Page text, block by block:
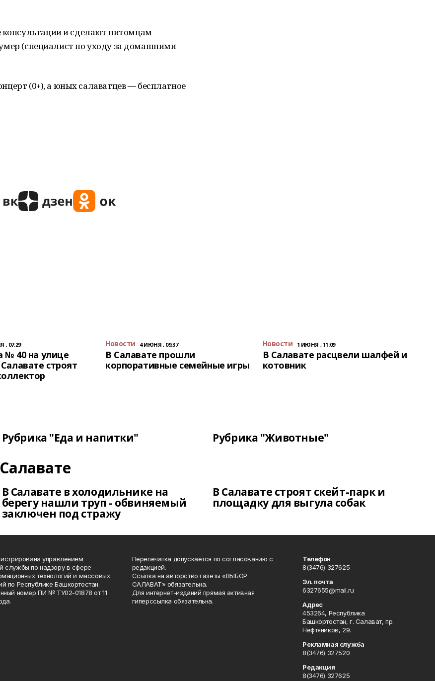
и сделают питомцам
(специалист по уходу за домашними
(0+), а юных салаватцев — бесплатное
, 07:29
№ 40 на улице
строят
Новости 4 ИЮНЯ , 09:37
В Салавате прошли
корпоративные семейные игры
Новости 1 ИЮНЯ , 11:09
В Салавате расцвели шалфей и
котовник
Рубрика "Еда и напитки" Рубрика "Животные"
В Салавате в холодильнике на
берегу нашли труп - обвиняемый
заключен под стражу
В Салавате строят скейт-парк и
площадку для выгула собак
управлением
службы по надзору в сфере
технологий и массовых
по Республике Башкортостан.
номер ПИ № ТУ02-01878 от 11
Перепечатка допускается по согласованию с
редакцией.
Ссылка на авторство газеты «ВЫБОР
САЛАВАТ» обязательна.
Для интернет-изданий прямая активная
гиперссылка обязательна.
Телефон
8(3476) 327625
Эл. почта
6327655@mail.ru
Адрес
453264, Республика
Башкортостан, г. Салават, пр.
Нефтяников, 29.
Рекламная служба
8(3476) 327520
Редакция
8(3476) 327625